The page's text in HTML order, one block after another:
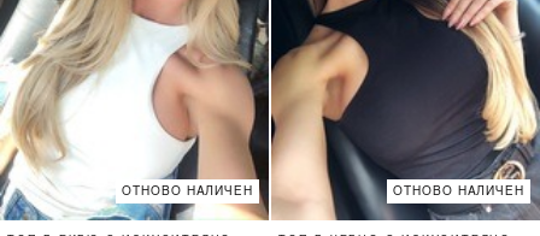
ОТНОВО НАЛИЧЕН ОТНОВО НАЛИЧЕН